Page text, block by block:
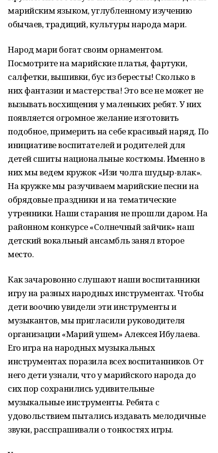
марийским языком, углубленному изучению
обычаев, традиций, культуры народа мари.
Народ мари богат своим орнаментом.
Посмотрите на марийские платья, фартуки,
салфетки, вышивки, бус из бересты! Сколько в
них фантазии и мастерства! Это все не может не
вызывать восхищения у маленьких ребят. У них
появляется огромное желание изготовить
подобное, примерить на себе красивый наряд. По
инициативе воспитателей и родителей для
детей сшиты национальные костюмы. Именно в
них мы ведем кружок «Изи чолга шудыр-влак».
На кружке мы разучиваем марийские песни на
обрядовые праздники и на тематические
утренники. Наши старания не прошли даром. На
районном конкурсе «Солнечный зайчик» наш
детский вокальный ансамбль занял второе
место.
Как зачаровонно слушают наши воспитанники
игру на разных народных инструментах. Чтобы
дети воочию увидели эти инструменты и
музыкантов, мы пригласили руководителя
организации «Марий ушем» Алексея Ибулаева.
Его игра на народных музыкальных
инструментах поразила всех воспитанников. От
него дети узнали, что у марийского народа до
сих пор сохранились удивительные
музыкальные инструменты. Ребята с
удовольствием пытались издавать мелодичные
звуки, расспрашивали о тонкостях игры.